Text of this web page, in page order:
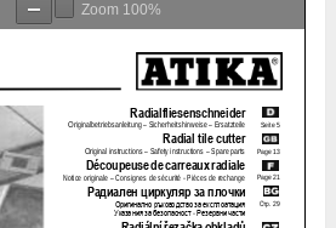
Zoom 100%